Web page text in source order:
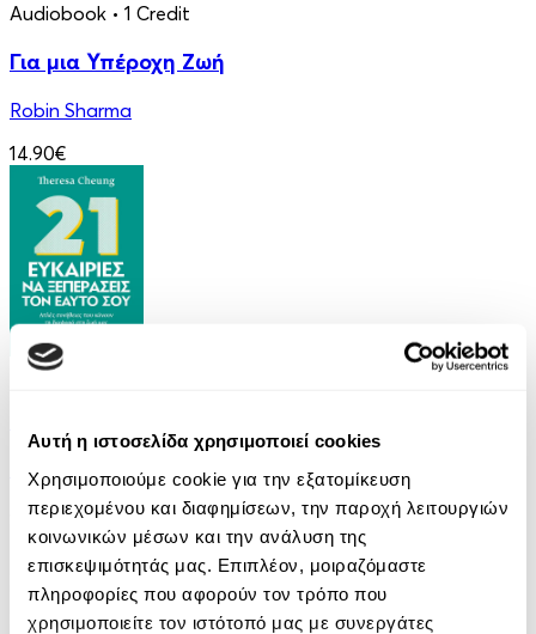
Αυτή η ιστοσελίδα χρησιμοποιεί cookies
Χρησιμοποιούμε cookie για την εξατομίκευση
περιεχομένου και διαφημίσεων, την παροχή λειτουργιών
κοινωνικών μέσων και την ανάλυση της
επισκεψιμότητάς μας. Επιπλέον, μοιραζόμαστε
πληροφορίες που αφορούν τον τρόπο που
χρησιμοποιείτε τον ιστότοπό μας με συνεργάτες
Audiobook • 1 Credit
Για μια Υπέροχη Ζωή
Robin Sharma
14.90€
eBook
Theresa Cheung
8.99€